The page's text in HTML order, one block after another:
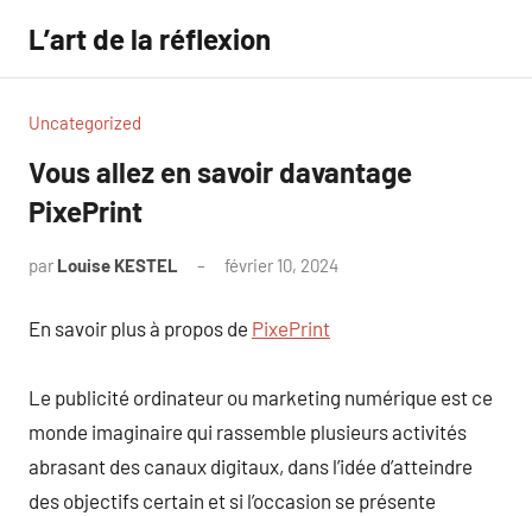
contenu
L’art de la réflexion
Uncategorized
Vous allez en savoir davantage
PixePrint
par Louise KESTEL février 10, 2024
En savoir plus à propos de PixePrint
Le publicité ordinateur ou marketing numérique est ce
monde imaginaire qui rassemble plusieurs activités
abrasant des canaux digitaux, dans l’idée d’atteindre
des objectifs certain et si l’occasion se présente